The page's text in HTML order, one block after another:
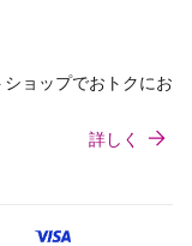
ョップでおトクにお
詳しく